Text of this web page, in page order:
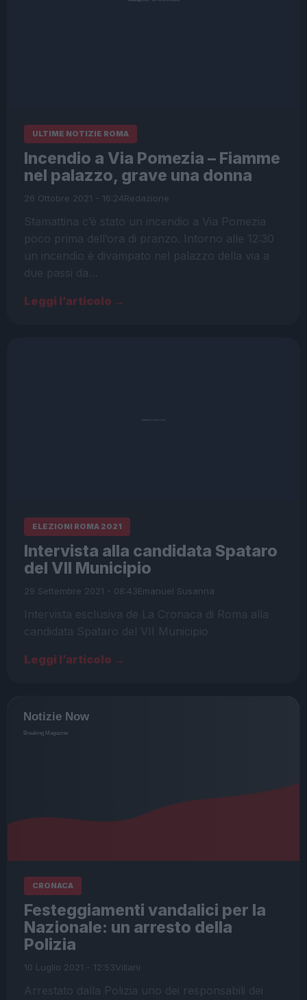
ULTIME NOTIZIE ROMA
Incendio a Via Pomezia – Fiamme
nel palazzo, grave una donna
26 Ottobre 2021 - 16:24Redazione
Stamattina c’è stato un incendio a Via Pomezia
poco prima dell’ora di pranzo. Intorno alle 12:30
un incendio è divampato nel palazzo della via a
due passi da…
Leggi l’articolo →
ELEZIONI ROMA 2021
Intervista alla candidata Spataro
del VII Municipio
29 Settembre 2021 - 08:43Emanuel Susanna
Intervista esclusiva de La Cronaca di Roma alla
candidata Spataro del VII Municipio
Leggi l’articolo →
CRONACA
Festeggiamenti vandalici per la
Nazionale: un arresto della
Polizia
10 Luglio 2021 - 12:53Villani
Arrestato dalla Polizia uno dei responsabili dei